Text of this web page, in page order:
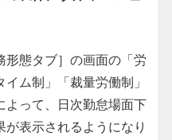
形態タブ］の画面の「労
ム制」「裁量労働制」
って、 日次勤怠場面下
表示されるようになり